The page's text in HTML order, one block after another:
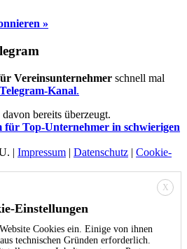
»
Vereinsunternehmer schnell mal
Telegram-Kanal.
bereits überzeugt.
für Top-Unternehmer in schwierigen
| Impressum | Datenschutz | Cookie-
X
Einstellungen
Cookies ein. Einige von ihnen
technischen Gründen erforderlich.